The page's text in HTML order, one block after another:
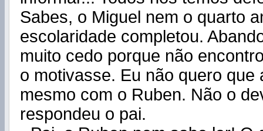
Sabes, o Miguel nem o quarto
escolaridade completou.
muito cedo porque não
o motivasse. Eu não quero que
mesmo com o Ruben. Não o
respondeu o pai.